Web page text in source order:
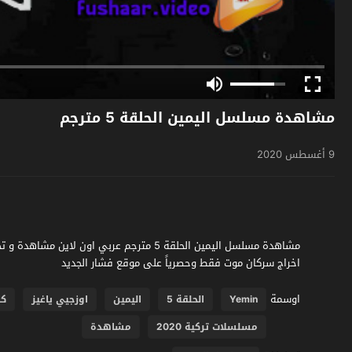
مشاهدة مسلسل اليمين الحلقة 5 مترجم
9 أغسطس 2020
اخراج سركان موت فقط وحصرياً على موقع فشار الجديد
اوسمة
Yemin الحلقة 5 اليمين اوزجيي ياغيز
مسلسلات تركية 2020
مشاهدة